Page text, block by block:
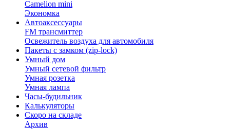
Camelion mini
Экономка
Автоаксессуары
FM трансмиттер
Освежитель воздуха для автомобиля
Пакеты с замком (zip-lock)
Умный дом
Умный сетевой фильтр
Умная розетка
Умная лампа
Часы-будильник
Калькуляторы
Скоро на складе
Архив